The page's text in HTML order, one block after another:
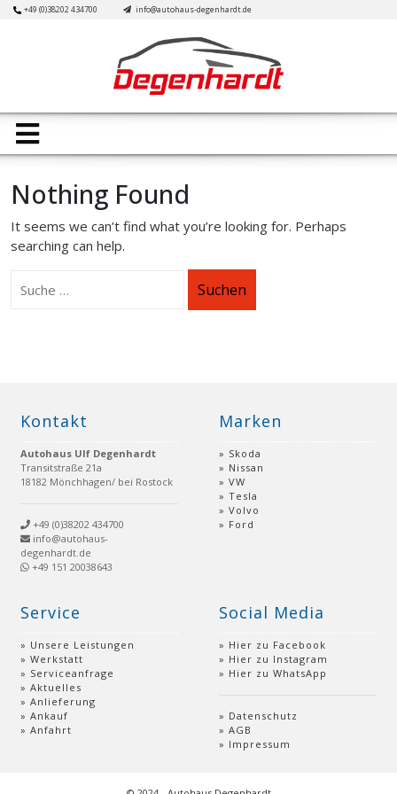
Skip+49 (0)38202 434700 info@autohaus-degenhardt.de
Open
Nothing Found
It seems we can’t find what you’re looking for. Perhaps
searching can help.
Suchen
Kontakt
Autohaus Ulf Degenhardt
Transitstraße 21a
18182 Mönchhagen/ bei Rostock
+49 (0)38202 434700
info@autohaus-
degenhardt.de
+49 151 20038643
Marken
Skoda
Nissan
VW
Tesla
Volvo
Ford
Service
Unsere Leistungen
Werkstatt
Serviceanfrage
Aktuelles
Anlieferung
Ankauf
Anfahrt
Social Media
Hier zu Facebook
Hier zu Instagram
Hier zu WhatsApp
Datenschutz
AGB
Impressum